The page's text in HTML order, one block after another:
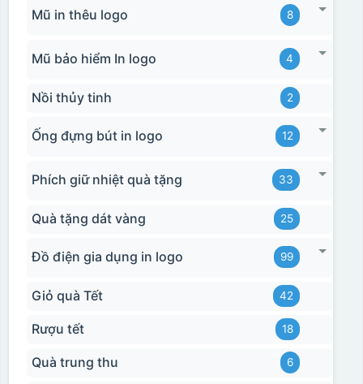
Hộp xi bình giữ nhiệt
Mũ in thêu logo 8
Mũ bảo hiểm In logo 4
Nồi thủy tinh 2
Ống đựng bút in logo 12
Phích giữ nhiệt quà tặng 33
Quà tặng dát vàng 25
Đồ điện gia dụng in logo 99
Giỏ quà Tết 42
Rượu tết 18
Quà trung thu 6